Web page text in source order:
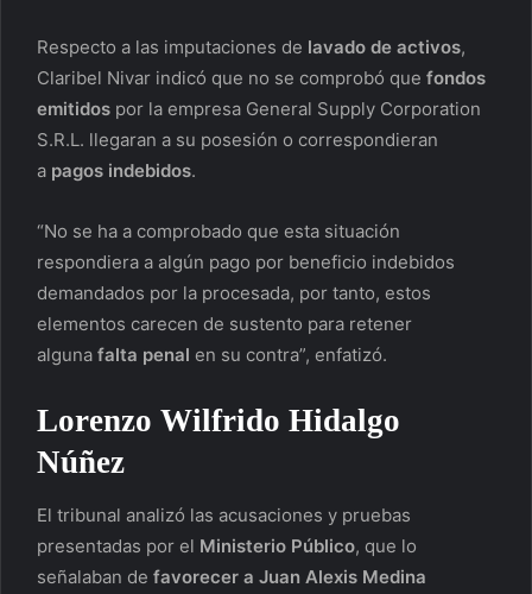
Respecto a las imputaciones de lavado de activos,
Claribel Nivar indicó que no se comprobó que fondos
emitidos por la empresa General Supply Corporation
S.R.L. llegaran a su posesión o correspondieran
a pagos indebidos.
“No se ha a comprobado que esta situación
respondiera a algún pago por beneficio indebidos
demandados por la procesada, por tanto, estos
elementos carecen de sustento para retener
alguna falta penal en su contra”, enfatizó.
Lorenzo Wilfrido Hidalgo
Núñez
El tribunal analizó las acusaciones y pruebas
presentadas por el Ministerio Público, que lo
señalaban de favorecer a Juan Alexis Medina